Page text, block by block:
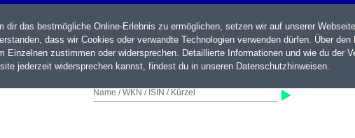
Name / WKN / ISIN / Kürzel
dir das bestmögliche Online-Erlebnis zu ermöglichen, setzen wir auf unserer
dass wir Cookies oder verwandte Technologien verwenden dürfen. Über
Einzelnen zustimmen oder widersprechen. Detaillierte Informationen und wie du der
jederzeit widersprechen kannst, findest du in unseren Datenschutzhinweisen.